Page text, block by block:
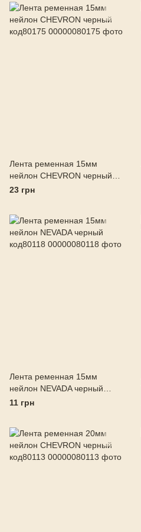
Лента ременная 15мм
нейлон CHEVRON черный
код80175
23 грн
Лента ременная 15мм
нейлон NEVADA черный
код80118
11 грн